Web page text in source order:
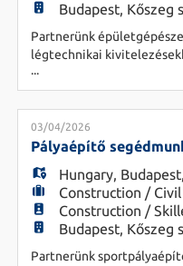
Budapest, Kőszeg
Partnerünk
légtechnikai
dinamikusan fejlődő cég.
munkájára igényes,
jelentkezését. Feladatok:
árajánlatok készítése -
költségvetések olvasása -
...
03/04/2026
Pályaépítő
Hungary, Budapest,
Construction /
Construction /
Budapest, Kőszeg
Partnerünk